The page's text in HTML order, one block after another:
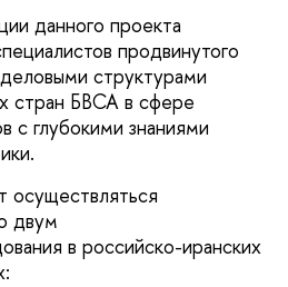
данного проекта
продвинутого
структурами
стран БВСА в сфере
с глубокими знаниями
осуществляться
двум
в российско-иранских